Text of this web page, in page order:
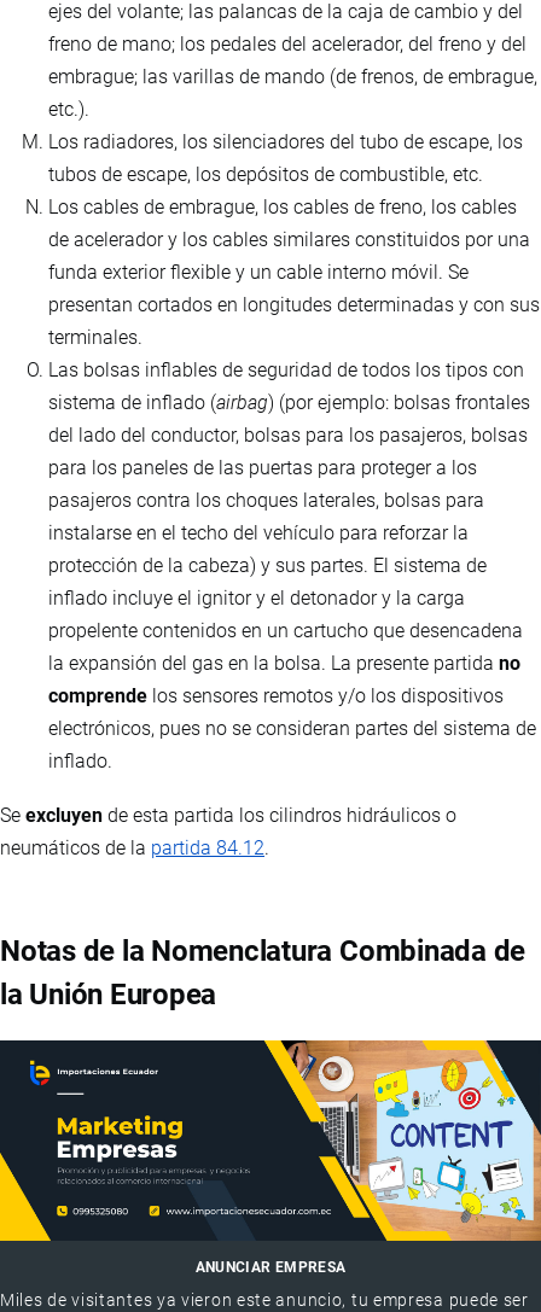
ejes del volante; las palancas de la caja de cambio y del
freno de mano; los pedales del acelerador, del freno y del
embrague; las varillas de mando (de frenos, de embrague,
etc.).
Los radiadores, los silenciadores del tubo de escape, los
tubos de escape, los depósitos de combustible, etc.
Los cables de embrague, los cables de freno, los cables
de acelerador y los cables similares constituidos por una
funda exterior flexible y un cable interno móvil. Se
presentan cortados en longitudes determinadas y con sus
terminales.
Las bolsas inflables de seguridad de todos los tipos con
sistema de inflado (airbag) (por ejemplo: bolsas frontales
del lado del conductor, bolsas para los pasajeros, bolsas
para los paneles de las puertas para proteger a los
pasajeros contra los choques laterales, bolsas para
instalarse en el techo del vehículo para reforzar la
protección de la cabeza) y sus partes. El sistema de
inflado incluye el ignitor y el detonador y la carga
propelente contenidos en un cartucho que desencadena
la expansión del gas en la bolsa. La presente partida no
comprende los sensores remotos y/o los dispositivos
electrónicos, pues no se consideran partes del sistema de
inflado.
Se excluyen de esta partida los cilindros hidráulicos o
neumáticos de la partida 84.12.
Notas de la Nomenclatura Combinada de
la Unión Europea
ANUNCIAR EMPRESA
Miles de visitantes ya vieron este anuncio, tu empresa puede ser